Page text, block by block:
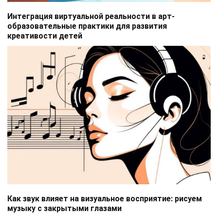
Интеграция виртуальной реальности в арт-
образовательные практики для развития
креативости детей
Как звук влияет на визуальное восприятие: рисуем
музыку с закрытыми глазами